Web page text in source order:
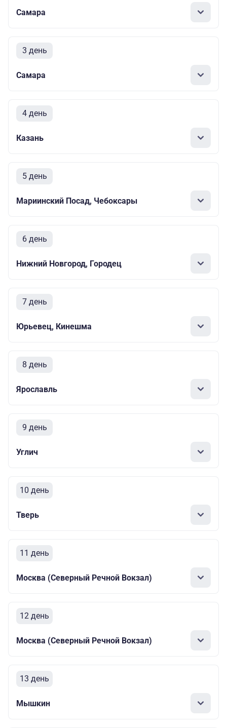
Самара
3 день
Самара
4 день
Казань
5 день
Мариинский Посад, Чебоксары
6 день
Нижний Новгород, Городец
7 день
Юрьевец, Кинешма
8 день
Ярославль
9 день
Углич
10 день
Тверь
11 день
Москва (Северный Речной Вокзал)
12 день
Москва (Северный Речной Вокзал)
13 день
Мышкин